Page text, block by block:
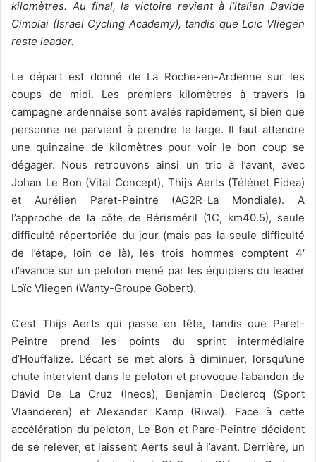
kilomètres. Au final, la victoire revient à l’italien Davide
Cimolai (Israel Cycling Academy), tandis que Loïc Vliegen
reste leader.
Le départ est donné de La Roche-en-Ardenne sur les
coups de midi. Les premiers kilomètres à travers la
campagne ardennaise sont avalés rapidement, si bien que
personne ne parvient à prendre le large. Il faut attendre
une quinzaine de kilomètres pour voir le bon coup se
dégager. Nous retrouvons ainsi un trio à l’avant, avec
Johan Le Bon (Vital Concept), Thijs Aerts (Télénet Fidea)
et Aurélien Paret-Peintre (AG2R-La Mondiale). A
l’approche de la côte de Bérisméril (1C, km40.5), seule
difficulté répertoriée du jour (mais pas la seule difficulté
de l’étape, loin de là), les trois hommes comptent 4′
d’avance sur un peloton mené par les équipiers du leader
Loïc Vliegen (Wanty-Groupe Gobert).
C’est Thijs Aerts qui passe en tête, tandis que Paret-
Peintre prend les points du sprint intermédiaire
d’Houffalize. L’écart se met alors à diminuer, lorsqu’une
chute intervient dans le peloton et provoque l’abandon de
David De La Cruz (Ineos), Benjamin Declercq (Sport
Vlaanderen) et Alexander Kamp (Riwal). Face à cette
accélération du peloton, Le Bon et Pare-Peintre décident
de se relever, et laissent Aerts seul à l’avant. Derrière, un